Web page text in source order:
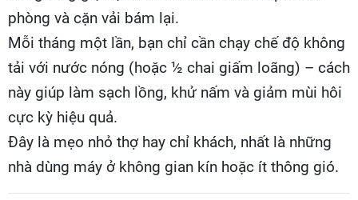
phòng và cặn vải bám lại.
Mỗi tháng một lần, bạn chỉ cần chạy chế độ không
tải với nước nóng (hoặc ½ chai giấm loãng) – cách
này giúp làm sạch lồng, khử nấm và giảm mùi hôi
cực kỳ hiệu quả.
Đây là mẹo nhỏ thợ hay chỉ khách, nhất là những
nhà dùng máy ở không gian kín hoặc ít thông gió.